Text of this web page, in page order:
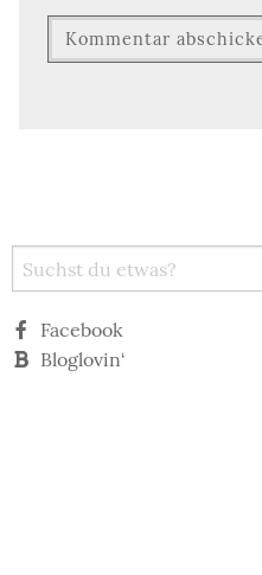
Facebook
Bloglovin‘